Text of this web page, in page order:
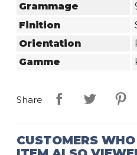
Grammage
Finition
Orientation
Gamme
Share
CUSTOMERS